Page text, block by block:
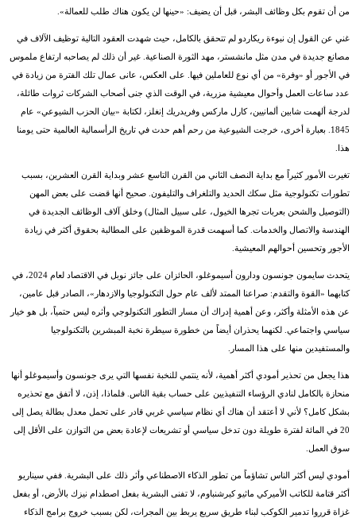
من أن تقوم بكل وظائف البشر، قبل أن يضيف: «حينها لن يكون هناك طلب للعمالة».
غني عن القول إن نبوءة ريكاردو لم تتحقق بالكامل، حيث شهدت العقود التالية توظيف الآلاف في
مصانع جديدة في مدن مثل مانشستر، مهد الثورة الصناعية. غير أن ذلك لم يصاحبه ارتفاع ملموس
في الأجور أو «وفرة» من أي نوع للعاملين فيها. على العكس، عانى عمال تلك الفترة من زيادة في
عدد ساعات العمل وأحوال معيشية مزرية، في الوقت الذي جنى أصحاب الشركات ثروات طائلة،
لدرجة ألهمت شابين ألمانيين، كارل ماركس وفريدريك إنغلز، لكتابة «بيان الحزب الشيوعي» عام
1845. بعبارة أخرى، خرجت الشيوعية من رحم أهم حدث في تاريخ الرأسمالية العالمية حتى يومنا
هذا.
تغيرت الأمور كثيراً مع بداية النصف الثاني من القرن التاسع عشر وبداية القرن العشرين، بسبب
تطورات تكنولوجية مثل سكك الحديد والتلغراف والتليفون. صحيح أنها قضت على بعض المهن
(التوصيل والشحن بعربات تجرها الخيول، على سبيل المثال) وخلق آلاف الوظائف الجديدة في
الهندسة والاتصال والخدمات. كما أسهمت قدرة الموظفين على المطالبة بحقوق أكثر في زيادة
الأجور وتحسين أحوالهم المعيشية.
يتحدث سايمون جونسون ودارون أسيموغلو، الحائزان على جائز نوبل في الاقتصاد لعام 2024، في
كتابهما «القوة والتقدم: صراعنا الممتد لألف عام حول التكنولوجيا والازدهار»، الصادر قبل عامين،
عن هذه الأمثلة وأكثر، وعن أهمية إدراك أن مسار التطور التكنولوجي وأثره ليس حتمياً، بل هو خيار
سياسي واجتماعي. لكنهما يحذران أيضاً من خطورة سيطرة نخبة المبشرين بالتكنولوجيا
والمستفيدين منها على هذا المسار.
هذا يجعل من تحذير أمودي أكثر أهمية، لأنه ينتمي للنخبة نفسها التي يرى جونسون وأسيموغلو أنها
منحازة بالكامل لنادي الرؤساء التنفيذيين على حساب بقية الناس. فلماذا، إذن، لا أتفق مع تحذيره
بشكل كامل؟ لأني لا أعتقد أن هناك أي نظام سياسي غربي قادر على تحمل معدل بطالة يصل إلى
20 في المائة لفترة طويلة دون تدخل سياسي أو تشريعات لإعادة بعض من التوازن على الأقل إلى
سوق العمل.
أمودي ليس أكثر الناس تشاؤماً من تطور الذكاء الاصطناعي وأثر ذلك على البشرية. ففي سيناريو
أكثر قتامة للكاتب الأميركي ماثيو كيرشنباوم، لا تفنى البشرية بفعل اصطدام نيزك بالأرض، أو بفعل
غزاة قرروا تدمير الكوكب لبناء طريق سريع يربط بين المجرات، لكن بسبب خروج برامج الذكاء